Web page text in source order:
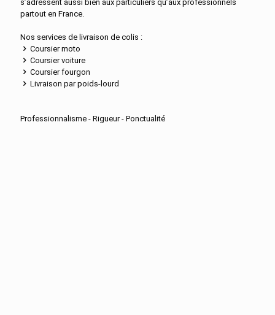
s’adressent aussi bien aux particuliers qu’aux professionnels
partout en France.
Nos services de livraison de colis :
Coursier moto
Coursier voiture
Coursier fourgon
Livraison par poids-lourd
Professionnalisme - Rigueur - Ponctualité